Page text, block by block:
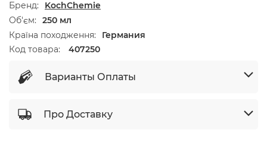
Бренд
KochChemie
Об'єм
250 мл
Країна походження
Германия
Код товара:
407250
Варианты Оплаты
Про Доставку